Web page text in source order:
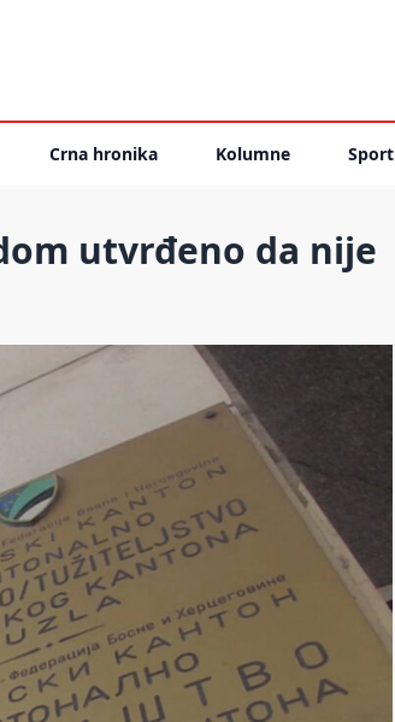
Crna hronika Kolumne Sport
utvrđeno da nije